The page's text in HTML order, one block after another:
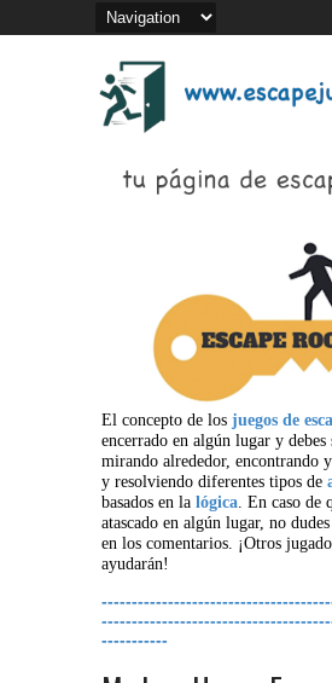
El concepto de los juegos de
encerrado en algún lugar y
mirando alrededor, encontrando
y resolviendo diferentes tipos de
basados en la lógica. En caso de
atascado en algún lugar, no
en los comentarios. ¡Otros
ayudarán!
-----------